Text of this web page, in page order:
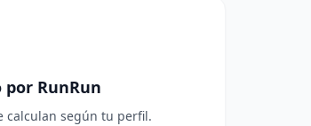
por RunRun
calculan según tu perfil.